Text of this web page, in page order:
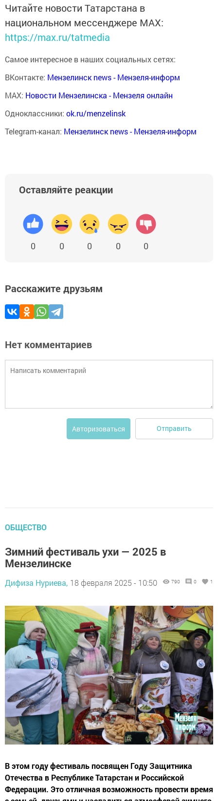
Читайте новости Татарстана в
национальном мессенджере MАХ:
https://max.ru/tatmedia
Самое интересное в наших социальных сетях:
ВКонтакте: Мензелинск news - Мензеля-информ
MAX: Новости Мензелинска - Мензеля онлайн
Одноклассники: ok.ru/menzelinsk
Telegram-канал: Мензелинск news - Мензеля-информ
Оставляйте реакции
0 0 0 0 0
Расскажите друзьям
Нет комментариев
Авторизоваться Отправить
ОБЩЕСТВО
Зимний фестиваль ухи — 2025 в
Мензелинске
Дифиза Нуриева, 18 февраля 2025 - 10:50 790 0 1
В этом году фестиваль посвящен Году Защитника
Отечества в Республике Татарстан и Российской
Федерации. Это отличная возможность провести время